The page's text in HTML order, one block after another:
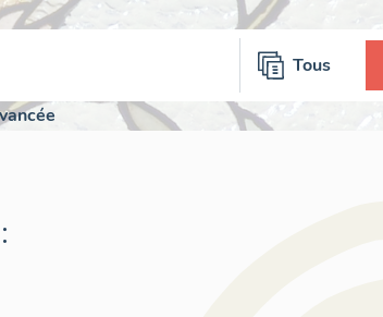
Tous